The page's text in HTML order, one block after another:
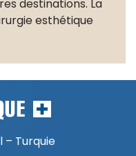
destinations. La
esthétique
– Turquie